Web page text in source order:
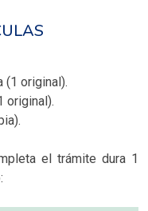
(1 original).
original).
el trámite dura 1